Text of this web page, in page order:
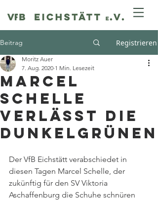
Beitrag Registrieren
Marcel
Schelle
verlässt die
Dunkelgrünen
Moritz Auer
7. Aug. 2020 1 Min. Lesezeit
Der VfB Eichstätt verabschiedet in
diesen Tagen Marcel Schelle, der
zukünftig für den SV Viktoria
Aschaffenburg die Schuhe schnüren